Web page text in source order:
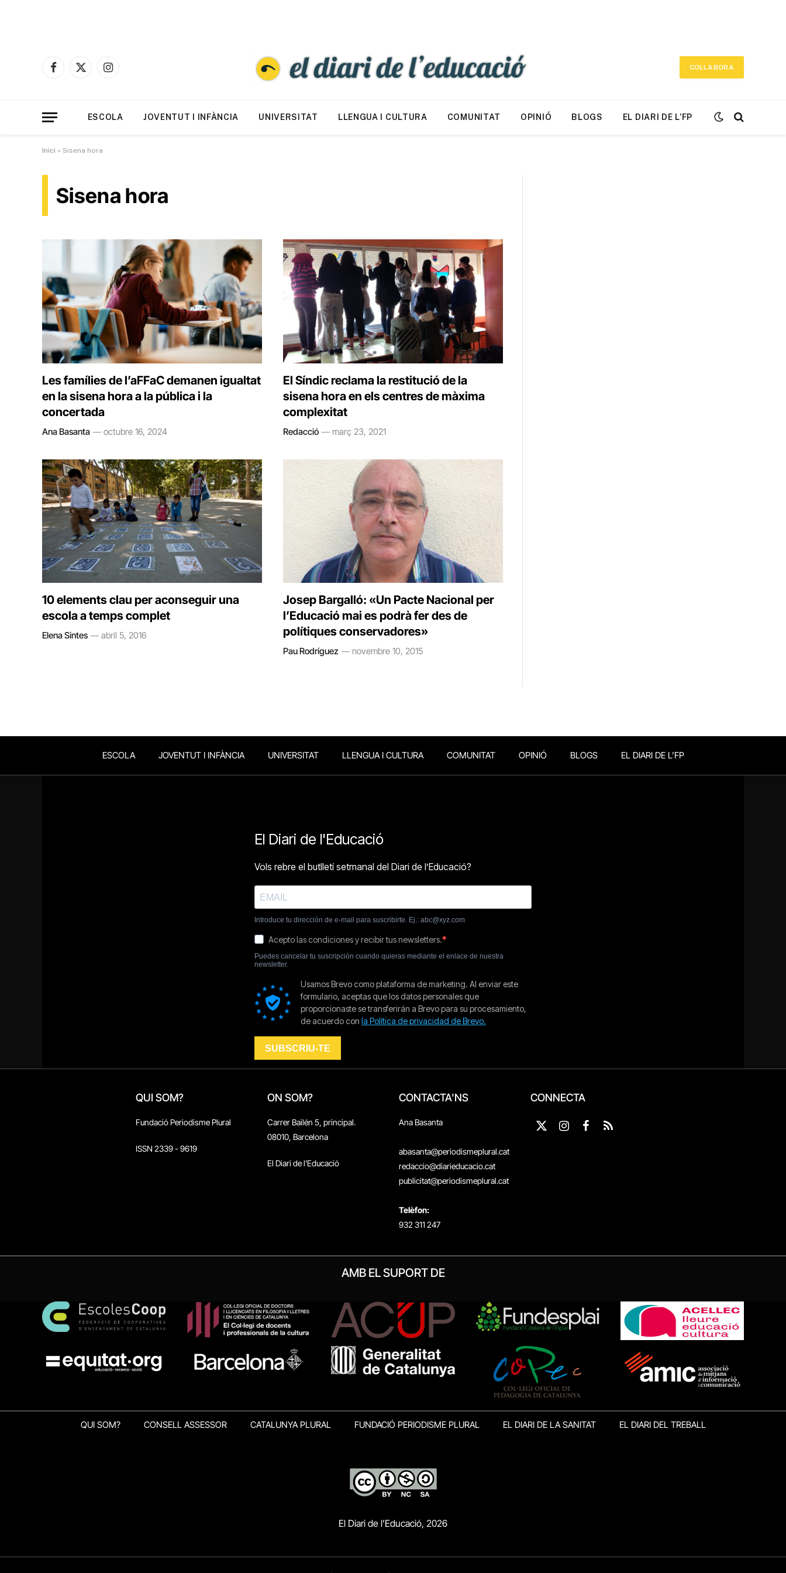
Facebook
X
Instagram
COL·LABORA
ESCOLA JOVENTUT I INFÀNCIA UNIVERSITAT LLENGUA I CULTURA COMUNITAT OPINIÓ BLOGS EL DIARI DE L’FP
Inici » Sisena hora
Sisena hora
Les famílies de l’aFFaC demanen igualtat
en la sisena hora a la pública i la
concertada
Ana Basanta octubre 16, 2024
El Síndic reclama la restitució de la
sisena hora en els centres de màxima
complexitat
Redacció març 23, 2021
10 elements clau per aconseguir una
escola a temps complet
Elena Sintes abril 5, 2016
Josep Bargalló: «Un Pacte Nacional per
l’Educació mai es podrà fer des de
polítiques conservadores»
Pau Rodríguez novembre 10, 2015
ESCOLA JOVENTUT I INFÀNCIA UNIVERSITAT LLENGUA I CULTURA COMUNITAT OPINIÓ BLOGS EL DIARI DE L’FP
QUI SOM?
Fundació Periodisme Plural
ISSN 2339 - 9619
ON SOM?
Carrer Bailén 5, principal.
08010, Barcelona
El Diari de l'Educació
CONTACTA'NS
Ana Basanta
abasanta@periodismeplural.cat
redaccio@diarieducacio.cat
publicitat@periodismeplural.cat
Telèfon:
932 311 247
CONNECTA
X
Instagram
Facebook
RSS
AMB EL SUPORT DE
QUI SOM? CONSELL ASSESSOR CATALUNYA PLURAL FUNDACIÓ PERIODISME PLURAL EL DIARI DE LA SANITAT EL DIARI DEL TREBALL
El Diari de l’Educació, 2026